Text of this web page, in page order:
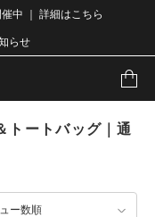
中 ｜ 詳細はこちら
らせ
トートバッグ｜通
ー数順